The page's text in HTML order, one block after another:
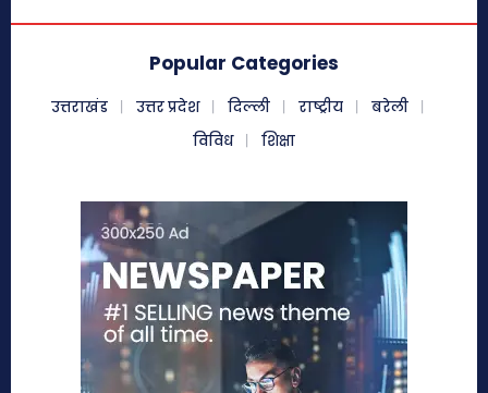
Popular Categories
उत्तराखंड उत्तर प्रदेश दिल्ली राष्ट्रीय
बरेली
विविध
शिक्षा